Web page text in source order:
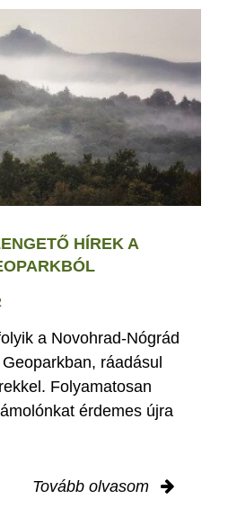
HÍREK A
a Novohrad-Nógrád
ráadásul
Folyamatosan
érdemes újra
Tovább olvasom